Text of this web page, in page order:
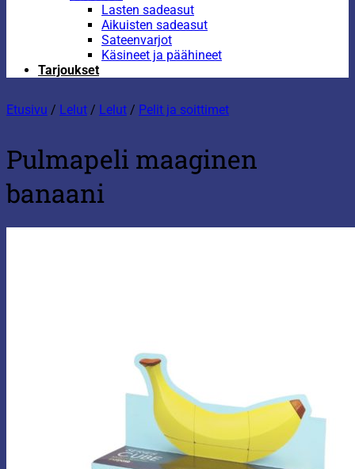
Lasten sadeasut
Aikuisten sadeasut
Sateenvarjot
Käsineet ja päähineet
Tarjoukset
Etusivu / Lelut / Lelut / Pelit ja soittimet
Pulmapeli maaginen
banaani